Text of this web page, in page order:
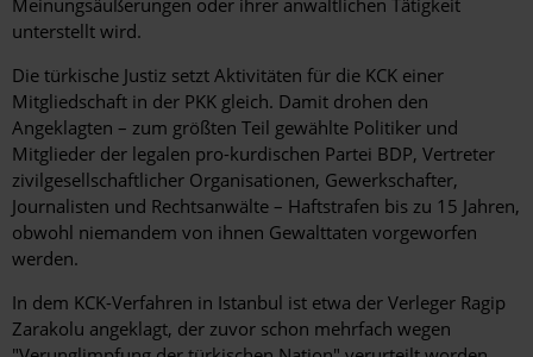
unterstellt wird.
Die türkische Justiz setzt Aktivitäten für die KCK einer
Mitgliedschaft in der PKK gleich. Damit drohen den
Angeklagten – zum größten Teil gewählte Politiker und
Mitglieder der legalen pro-kurdischen Partei BDP, Vertreter
zivilgesellschaftlicher Organisationen, Gewerkschafter,
Journalisten und Rechtsanwälte – Haftstrafen bis zu 15 Jahren,
obwohl niemandem von ihnen Gewalttaten vorgeworfen
werden.
In dem KCK-Verfahren in Istanbul ist etwa der Verleger Ragip
Zarakolu angeklagt, der zuvor schon mehrfach wegen